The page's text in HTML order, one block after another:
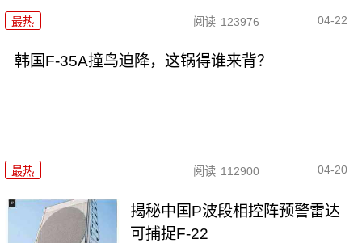
最热 阅读 123976 04-22
韩国F-35A撞鸟迫降，这锅得谁来背？
最热 阅读 112900 04-20
揭秘中国P波段相控阵预警雷达
可捕捉F-22